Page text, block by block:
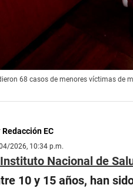
68 casos de menores víctimas de
Redacción EC
2026, 10:34 p.m.
Instituto Nacional de
10 y 15 años, han